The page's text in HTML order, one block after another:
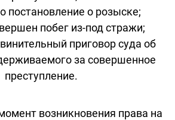
постановление о розыске;
побег из-под стражи;
приговор суда об
за совершенное
преступление.
возникновения права на